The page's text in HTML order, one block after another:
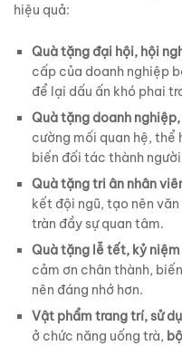
hiệu quả:
Quà tặng đại hội, hội
cấp của doanh nghiệp
để lại dấu ấn khó phai
Quà tặng doanh
cường mối quan hệ, thể
biến đối tác thành
Quà tặng tri ân nhân
kết đội ngũ, tạo nên
tràn đầy sự quan tâm.
Quà tặng lễ tết, kỷ
cảm ơn chân thành,
nên đáng nhớ hơn.
Vật phẩm trang trí, sử
ở chức năng uống trà,